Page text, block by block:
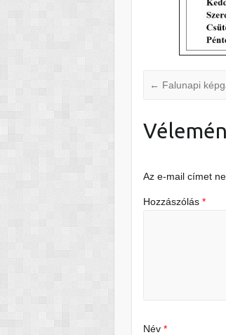
← Falunapi
Az e-mail címet
Hozzászólás*
Név*